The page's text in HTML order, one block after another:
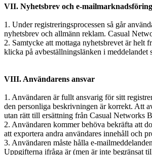
VII. Nyhetsbrev och e-mailmarknadsföring
1. Under registreringsprocessen så går
nyhetsbrev och allmänn reklam. Casual
2. Samtycke att mottaga nyhetsbrevet är helt
klicka på avbeställningslänken i
VIII. Användarens ansvar
1. Användaren är fullt ansvarig för sitt
den personliga beskrivningen är korrekt. Att
utan rätt till ersättning från Casual Networks
2. Användaren kommer behöva bekräfta att
att exportera andra användares innehåll och
3. Användaren måste hålla e-
Uppgifterna ifråga är (men är inte begränsat